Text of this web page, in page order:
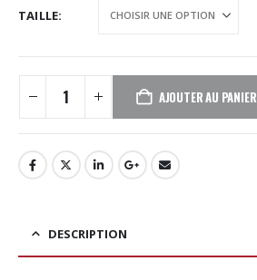
TAILLE
AJOUTER AU PANIER
DESCRIPTION